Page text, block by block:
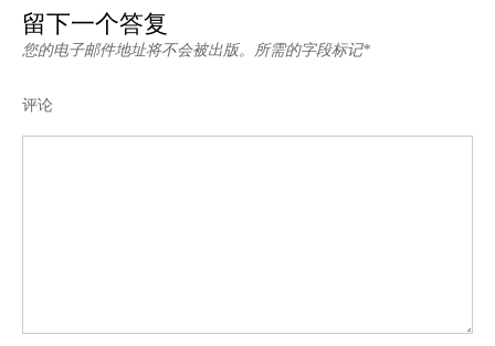
留下一个答复
您的电子邮件地址将不会被出版。所需的字段标记*
评论